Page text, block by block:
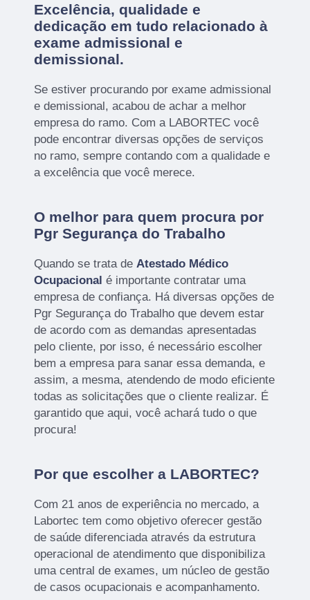
Excelência, qualidade e
dedicação em tudo relacionado à
exame admissional e
demissional.
Se estiver procurando por exame admissional
e demissional, acabou de achar a melhor
empresa do ramo. Com a LABORTEC você
pode encontrar diversas opções de serviços
no ramo, sempre contando com a qualidade e
a excelência que você merece.
O melhor para quem procura por
Pgr Segurança do Trabalho
Quando se trata de Atestado Médico
Ocupacional é importante contratar uma
empresa de confiança. Há diversas opções de
Pgr Segurança do Trabalho que devem estar
de acordo com as demandas apresentadas
pelo cliente, por isso, é necessário escolher
bem a empresa para sanar essa demanda, e
assim, a mesma, atendendo de modo eficiente
todas as solicitações que o cliente realizar. É
garantido que aqui, você achará tudo o que
procura!
Por que escolher a LABORTEC?
Com 21 anos de experiência no mercado, a
Labortec tem como objetivo oferecer gestão
de saúde diferenciada através da estrutura
operacional de atendimento que disponibiliza
uma central de exames, um núcleo de gestão
de casos ocupacionais e acompanhamento.